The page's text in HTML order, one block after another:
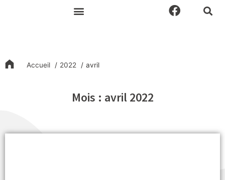
F
a
Accueil 2022 avril
Mois : avril 2022